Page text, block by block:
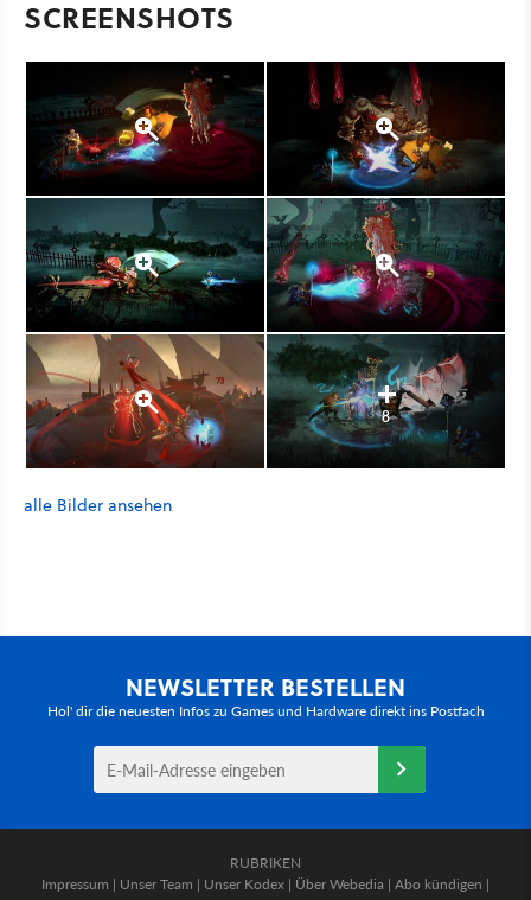
SCREENSHOTS
8
alle Bilder ansehen
NEWSLETTER BESTELLEN
Hol' dir die neuesten Infos zu Games und Hardware direkt ins Postfach
RUBRIKEN
Impressum | Unser Team | Unser Kodex | Über Webedia | Abo kündigen |